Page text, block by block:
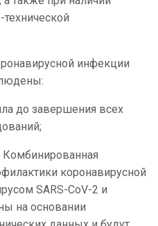
инфекции
до завершения всех
коронавирусной
SARS-CoV-2 и
на основании